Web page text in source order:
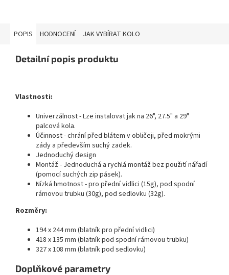
POPIS HODNOCENÍ JAK VYBÍRAT KOLO
Detailní popis produktu
Vlastnosti:
Univerzálnost - Lze instalovat jak na 26", 27.5" a 29"
palcová kola.
Účinnost - chrání před blátem v obličeji, před mokrými
zády a především suchý zadek.
Jednoduchý design
Montáž - Jednoduchá a rychlá montáž bez použití nářadí
(pomocí suchých zip pásek).
Nízká hmotnost - pro přední vidlici (15g), pod spodní
rámovou trubku (30g), pod sedlovku (32g).
Rozměry:
194 x 244 mm (blatník pro přední vidlici)
418 x 135 mm (blatník pod spodní rámovou trubku)
327 x 108 mm (blatník pod sedlovku)
Doplňkové parametry